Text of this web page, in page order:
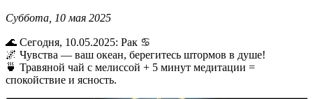
Суббота, 10 мая 2025
🌊 Сегодня, 10.05.2025: Рак ♋
🌌 Чувства — ваш океан, берегитесь штормов в душе!
🍵 Травяной чай с мелиссой + 5 минут медитации =
спокойствие и ясность.